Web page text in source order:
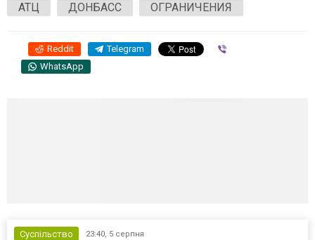
АТЦ
ДОНБАСС ОГРАНИЧЕНИЯ
Reddit Telegram
WhatsApp
Суспільство 23:40, 5 серпня